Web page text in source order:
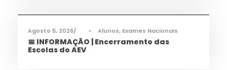
Agosto 5, 2026 • Alunos, Exames Nacionais
📅 INFORMAÇÃO | Encerramento das
Escolas do AEV